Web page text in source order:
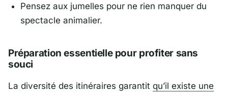
Pensez aux jumelles pour ne rien manquer du
spectacle animalier.
Préparation essentielle pour profiter sans
souci
La diversité des itinéraires garantit qu’il existe une